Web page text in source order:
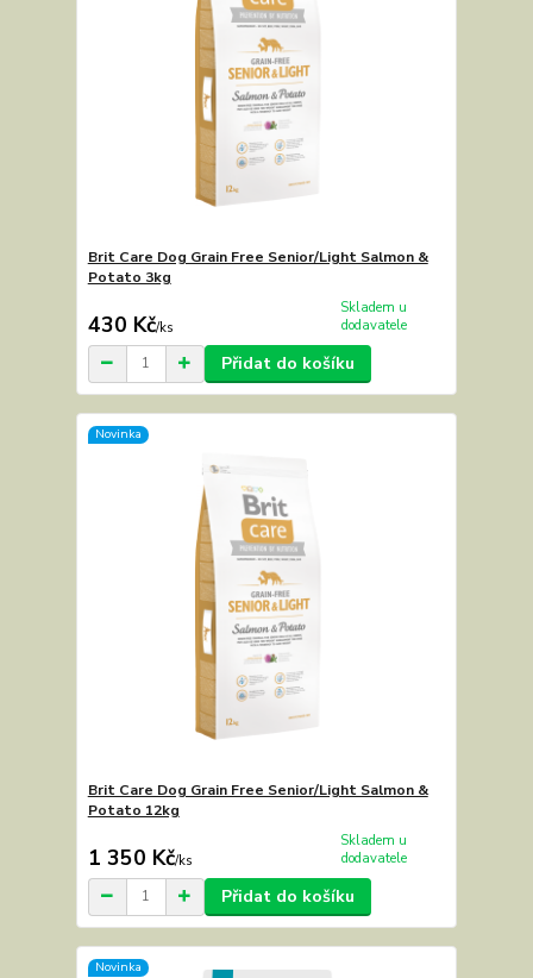
Brit Care Dog Grain Free Senior/Light Salmon &
Potato 3kg
430 Kč/ks
Skladem u
dodavatele
Přidat do košíku
Novinka
Brit Care Dog Grain Free Senior/Light Salmon &
Potato 12kg
1 350 Kč/ks
Skladem u
dodavatele
Přidat do košíku
Novinka